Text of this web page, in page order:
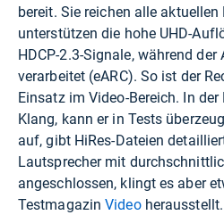
bereit. Sie reichen alle
unterstützen die hohe UHD-
HDCP-2.3-Signale, während
verarbeitet (eARC). So ist der
Einsatz im Video-Bereich. In
Klang, kann er in Tests
auf, gibt HiRes-Dateien
Lautsprecher mit
angeschlossen, klingt es aber
TestmagazinVideoherausstellt.